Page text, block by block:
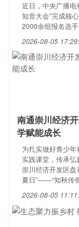
近日，中央广播
知音大会”完成核
2000余组报名选手
2026-08-05
南通崇川经济
学赋能成长
为扎实做好青少
实践课堂，传承
崇川经济开发区
夏日”——“知秋传
2026-08-05